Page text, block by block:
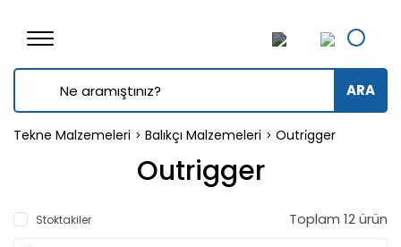
ARA
Tekne Malzemeleri Balıkçı Malzemeleri Outri̇gger
Outrigger
Stoktakiler Toplam 12 ürün